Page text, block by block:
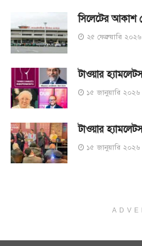
সিলেটের আকাশ
২৫ ফেব্রুয়ারি ২০২৬
টাওয়ার
১৫ জানুয়ারি ২০২৬
টাওয়ার
১৫ জানুয়ারি ২০২৬